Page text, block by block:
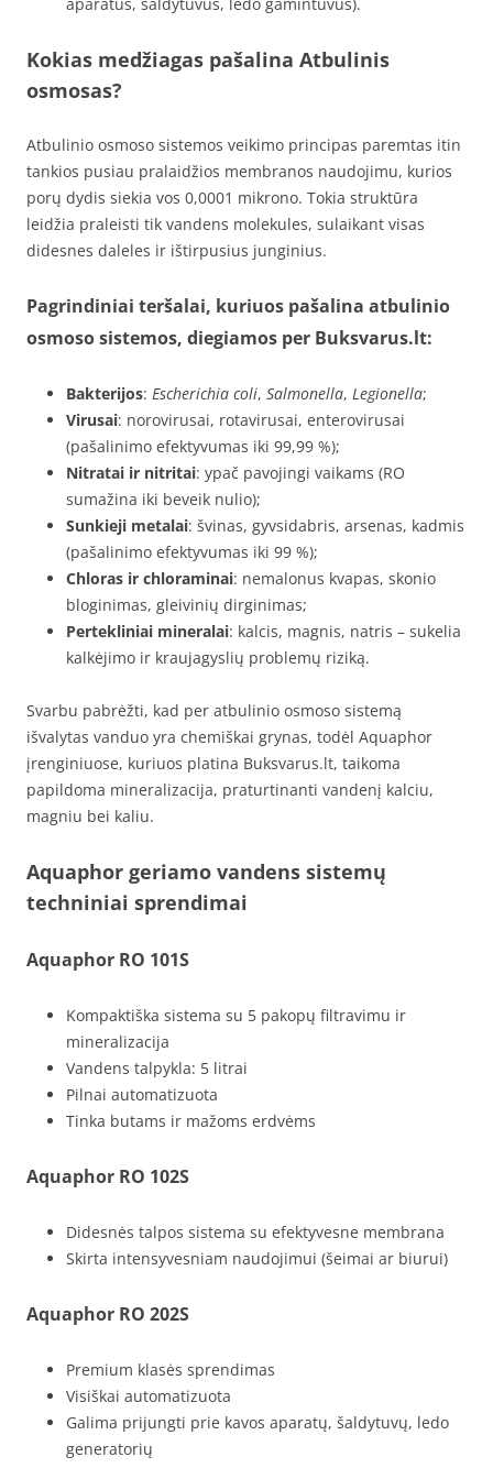
Kokias medžiagas pašalina Atbulinis
osmosas?
Atbulinio osmoso sistemos veikimo principas paremtas itin
tankios pusiau pralaidžios membranos naudojimu, kurios
porų dydis siekia vos 0,0001 mikrono. Tokia struktūra
leidžia praleisti tik vandens molekules, sulaikant visas
didesnes daleles ir ištirpusius junginius.
Pagrindiniai teršalai, kuriuos pašalina atbulinio
osmoso sistemos, diegiamos per Buksvarus.lt:
Bakterijos: Escherichia coli, Salmonella, Legionella;
Virusai: norovirusai, rotavirusai, enterovirusai
(pašalinimo efektyvumas iki 99,99 %);
Nitratai ir nitritai: ypač pavojingi vaikams (RO
sumažina iki beveik nulio);
Sunkieji metalai: švinas, gyvsidabris, arsenas, kadmis
(pašalinimo efektyvumas iki 99 %);
Chloras ir chloraminai: nemalonus kvapas, skonio
bloginimas, gleivinių dirginimas;
Pertekliniai mineralai: kalcis, magnis, natris – sukelia
kalkėjimo ir kraujagyslių problemų riziką.
Svarbu pabrėžti, kad per atbulinio osmoso sistemą
išvalytas vanduo yra chemiškai grynas, todėl Aquaphor
įrenginiuose, kuriuos platina Buksvarus.lt, taikoma
papildoma mineralizacija, praturtinanti vandenį kalciu,
magniu bei kaliu.
Aquaphor geriamo vandens sistemų
techniniai sprendimai
Aquaphor RO 101S
Kompaktiška sistema su 5 pakopų filtravimu ir
mineralizacija
Vandens talpykla: 5 litrai
Pilnai automatizuota
Tinka butams ir mažoms erdvėms
Aquaphor RO 102S
Didesnės talpos sistema su efektyvesne membrana
Skirta intensyvesniam naudojimui (šeimai ar biurui)
Aquaphor RO 202S
Premium klasės sprendimas
Visiškai automatizuota
Galima prijungti prie kavos aparatų, šaldytuvų, ledo
generatorių